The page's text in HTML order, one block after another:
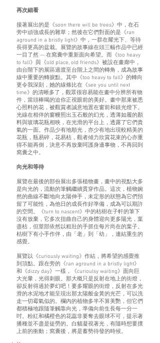
再次細看
接著展出的是《soon there will be trees》中，在石
旁中頑強成長的雜草；然後在它們對面的是《ran
aground in a bristly light》中，一群在耀光下、等待
長得更高的盆栽。展覽的故事線在頭三幅作品中已經
一目了然 — 在窩囊中重新面向希望。而《too heavy
to fall》與《old place, old friends》被設在畫廊中，
由台階下的展區過渡至台階上之間的轉角，成為故事
線中重要的轉捩點。其中《too heavy to fall》的轉向
更令我深刻，她的線條比在《see you until next
time》的清晰多了，觀眾很容易能在畫中分辨所有物
件，當頭棒喝的迫你正視眼前的美好。畫中那束被悉
心照料的花，被觀賞者誠意地置在窗前和鎂光燈下。
光線在相伴的窗幔照出玉石般的幻光，透薄如履的顏
料與玻璃花瓶相映，在光滑的平台上，透露了它們貴
氣的一面。作品少有地順光，亦少有地出現較精美的
花瓶，瓶易碎，花易枯，觀者傾力欣賞花束的心亦重
得不能再倒，決意不再放棄呵護身邊事物，不再回到
窩囊之中。
向光和等待
展覽在最後的部份展出多張植物畫，畫中的視點大多
是向光的，流動的筆觸繼續貫穿作品。這次，植物婉
然的曲線不斷地向太陽伸手，未定形的狀態為它們預
留了可能性，為他日的成長作好準備，成為可以期許
的空間。《turn to nascent》中的枯樹在子軒的筆下
沒有放棄，它多次扭曲自己的身體迎向更多陽光，葉
盡枯，但莖部依然以粗壯的手抓住每片尚在的葉子。
枯樹下有小手作伴，由「老」到「幼」，連結重生的
感覺。
展覽以《curiously waiting》作結，將希望的感覺推
到頂點。跟在旁的《ran aground in a bristly light》
和《dizzy day》一樣，《curioulsy waiting》面向巨
大光暈，光得刺眼。那大概只是反射在地上的街燈，
卻反射得過於夢幻吧！要多耀眼的街燈，反射在多光
滑的水泥地才能呈現出那太陽般金黃的光芒，可以洗
走一切霉氣似的。欄內的植物多半不算美艷，但它們
都積極地跟隨筆觸靠向光，準備向前生長每一分一
吋。粉紅和橘橙色的花蕊非要奪去眼球不可，提示著
播種並不盡是徒勞的。白貓凝視著光，有隨時想要撲
上前的衝動；窩囊後，將是蓄勢待發的時候。